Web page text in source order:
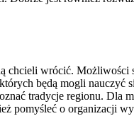
wrócić. Możliwości
będą mogli
tradycje regionu. Dla
pomyśleć o organizacji